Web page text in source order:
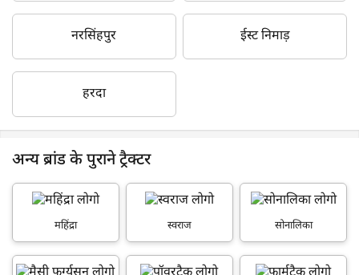
नरसिंहपुर ईस्ट निमाड़
हरदा
अन्य ब्रांड के पुराने ट्रैक्टर
महिंद्रा स्वराज सोनालिका